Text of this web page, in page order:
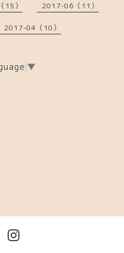
） 2017-06（11）
2017-04（10）
▼